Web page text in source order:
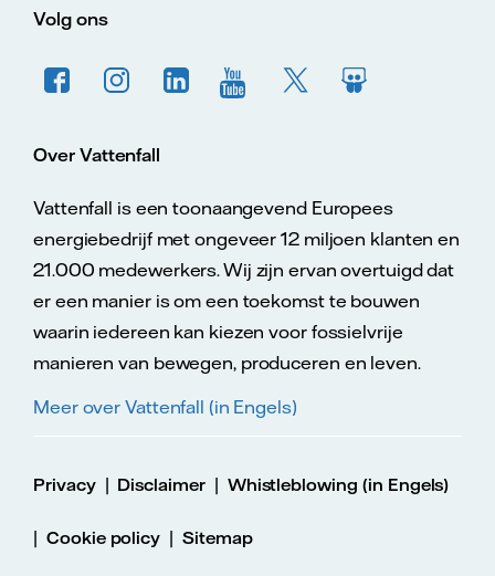
Volg ons
Over Vattenfall
Vattenfall is een toonaangevend Europees
energiebedrijf met ongeveer 12 miljoen klanten en
21.000 medewerkers. Wij zijn ervan overtuigd dat
er een manier is om een toekomst te bouwen
waarin iedereen kan kiezen voor fossielvrije
manieren van bewegen, produceren en leven.
Meer over Vattenfall (in Engels)
Privacy| Disclaimer| Whistleblowing (in Engels)
| Cookie policy | Sitemap